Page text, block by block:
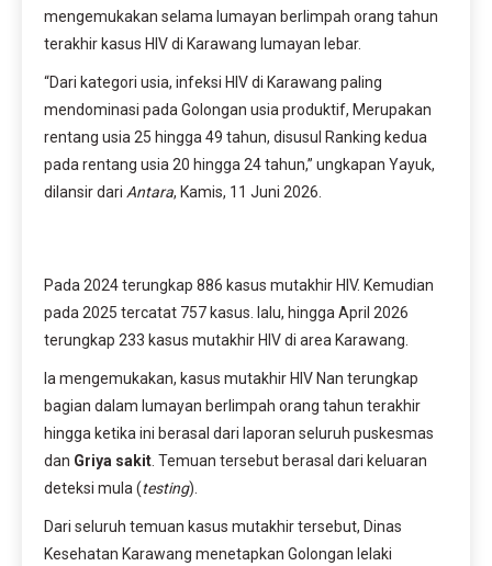
mengemukakan selama lumayan berlimpah orang tahun
terakhir kasus HIV di Karawang lumayan lebar.
“Dari kategori usia, infeksi HIV di Karawang paling
mendominasi pada Golongan usia produktif, Merupakan
rentang usia 25 hingga 49 tahun, disusul Ranking kedua
pada rentang usia 20 hingga 24 tahun,” ungkapan Yayuk,
dilansir dari Antara, Kamis, 11 Juni 2026.
Pada 2024 terungkap 886 kasus mutakhir HIV. Kemudian
pada 2025 tercatat 757 kasus. lalu, hingga April 2026
terungkap 233 kasus mutakhir HIV di area Karawang.
Ia mengemukakan, kasus mutakhir HIV Nan terungkap
bagian dalam lumayan berlimpah orang tahun terakhir
hingga ketika ini berasal dari laporan seluruh puskesmas
dan Griya sakit. Temuan tersebut berasal dari keluaran
deteksi mula (testing).
Dari seluruh temuan kasus mutakhir tersebut, Dinas
Kesehatan Karawang menetapkan Golongan lelaki